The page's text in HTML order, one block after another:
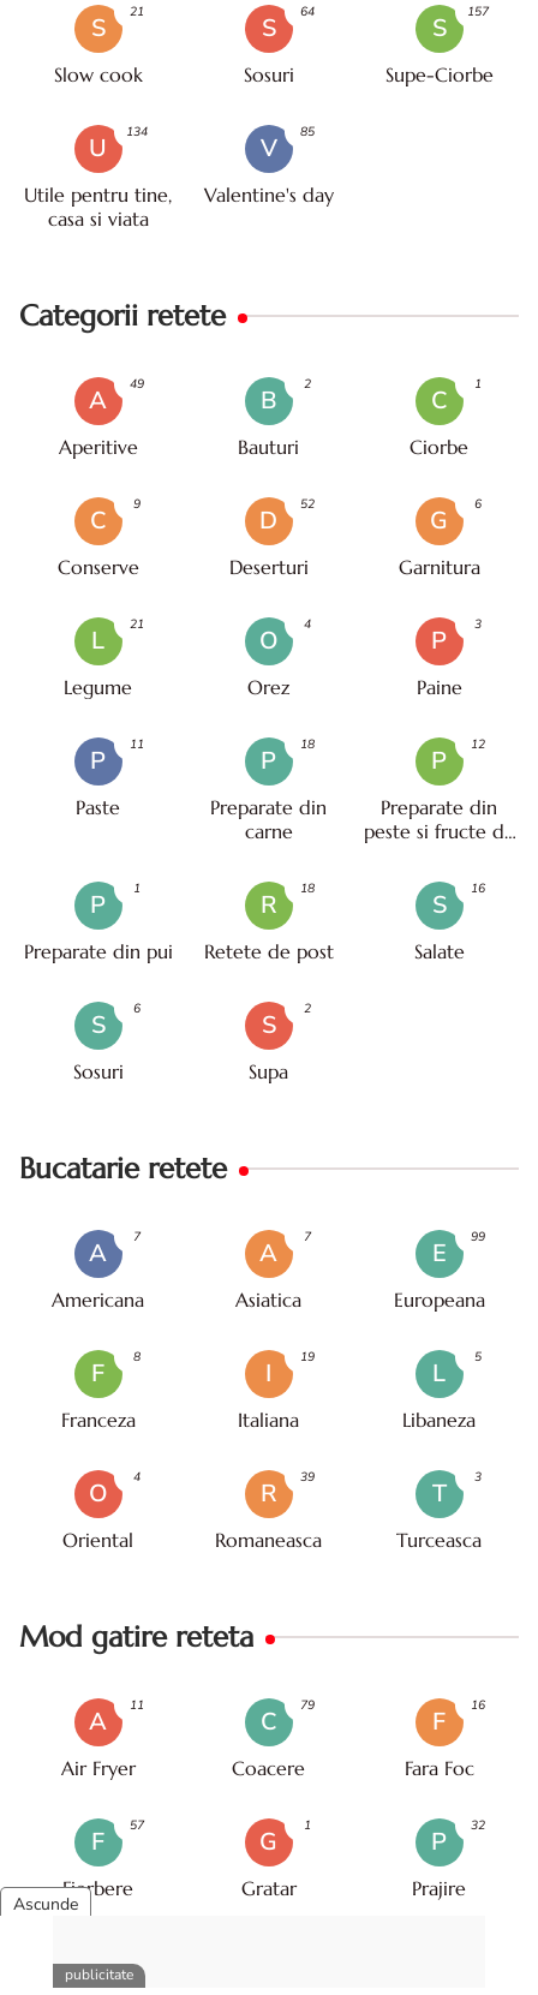
S
Slow cook
21
S
Sosuri
64
S
Supe-Ciorbe
157
U
Utile pentru tine,
casa si viata
134
V
Valentine's day
85
Categorii retete
A
Aperitive
49
B
Bauturi
2
C
Ciorbe
1
C
Conserve
9
D
Deserturi
52
G
Garnitura
6
L
Legume
21
O
Orez
4
P
Paine
3
P
Paste
11
P
Preparate din
carne
18
P
Preparate din
peste si fructe de
12
P
Preparate din pui
1
R
Retete de post
18
S
Salate
16
S
Sosuri
6
S
Supa
2
Bucatarie retete
A
Americana
7
A
Asiatica
7
E
Europeana
99
F
Franceza
8
I
Italiana
19
L
Libaneza
5
O
Oriental
4
R
Romaneasca
39
T
Turceasca
3
Mod gatire reteta
A
Air Fryer
11
C
Coacere
79
F
Fara Foc
16
F
Fierbere
57
G
Gratar
1
P
Prajire
32
Retete populare